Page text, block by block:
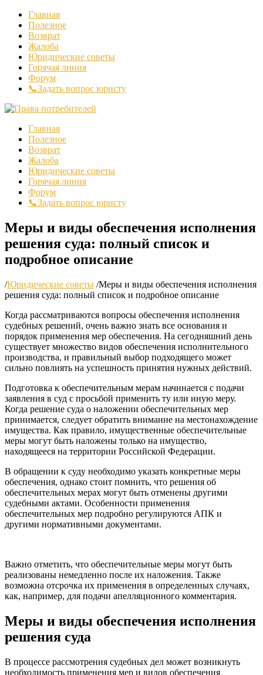
Главная
Полезное
Возврат
Жалоба
Юридические советы
Горячая линия
Форум
📞Задать вопрос юристу
Главная
Полезное
Возврат
Жалоба
Юридические советы
Горячая линия
Форум
📞Задать вопрос юристу
Меры и виды обеспечения исполнения
решения суда: полный список и
подробное описание
/Юридические советы /Меры и виды обеспечения исполнения
решения суда: полный список и подробное описание
Когда рассматриваются вопросы обеспечения исполнения
судебных решений, очень важно знать все основания и
порядок применения мер обеспечения. На сегодняшний день
существует множество видов обеспечения исполнительного
производства, и правильный выбор подходящего может
сильно повлиять на успешность принятия нужных действий.
Подготовка к обеспечительным мерам начинается с подачи
заявления в суд с просьбой применить ту или иную меру.
Когда решение суда о наложении обеспечительных мер
принимается, следует обратить внимание на местонахождение
имущества. Как правило, имущественные обеспечительные
меры могут быть наложены только на имущество,
находящееся на территории Российской Федерации.
В обращении к суду необходимо указать конкретные меры
обеспечения, однако стоит помнить, что решения об
обеспечительных мерах могут быть отменены другими
судебными актами. Особенности применения
обеспечительных мер подробно регулируются АПК и
другими нормативными документами.
Важно отметить, что обеспечительные меры могут быть
реализованы немедленно после их наложения. Также
возможна отсрочка их применения в определенных случаях,
как, например, для подачи апелляционного комментария.
Меры и виды обеспечения исполнения
решения суда
В процессе рассмотрения судебных дел может возникнуть
необходимость применения мер и видов обеспечения